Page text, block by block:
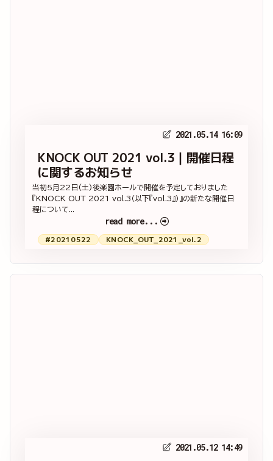
2021.05.14 16:09
KNOCK OUT 2021 vol.3｜開催日程
に関するお知らせ
当初5月22日(土)後楽園ホールで開催を予定しておりました
『KNOCK OUT 2021 vol.3（以下『vol.3』）』の新たな開催日
程について...
read more...
#20210522 KNOCK_OUT_2021_vol.2
2021.05.12 14:49